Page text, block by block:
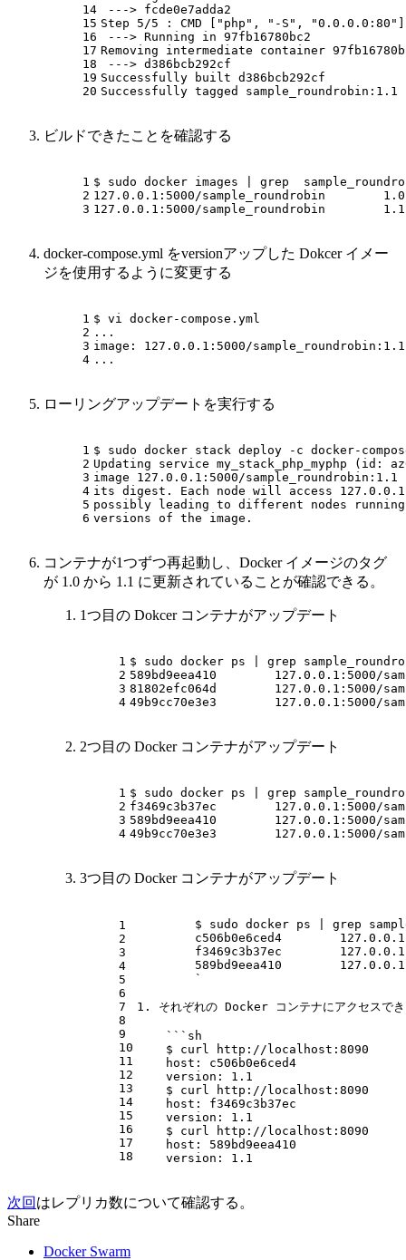
14
15
16
17
18
19
20
---> fcde0e7adda2
Step 5/5 : CMD [ "php" , "-S" , "0.0.0.0:80" ]
---> Running in 97fb16780bc2
Removing intermediate container
---> d386bcb292cf
Successfully built d386bcb292cf
Successfully tagged sample_roundrobin:1.1
ビルドできたことを確認する
1
2
3
$ sudo docker images | grep
127.0.0.1:5000/sample_roundrobin
127.0.0.1:5000/sample_roundrobin
docker-compose.yml をversionアップした Dokcer イメー
ジを使用するように変更する
1
2
3
4
$ vi docker-compose.yml
...
image: 127.0.0.1:5000/sample_roundrobin:1.1
...
ローリングアップデートを実行する
1
2
3
4
5
6
$ sudo docker stack deploy -c docker-
Updating service my_stack_php_myphp (id:
image 127.0.0.1:5000/
its digest. Each node will access
possibly leading to different nodes
versions of the image.
コンテナが1つずつ再起動し、Docker イメージのタグ
が 1.0 から 1.1 に更新されていることが確認できる。
1つ目の Dokcer コンテナがアップデート
1
2
3
4
$ sudo docker ps | grep
589bd9eea410        127.0.0.1:5000/
81802efc064d        127.0.0.1:5000/
49b9cc70e3e3        127.0.0.1:5000/
2つ目の Docker コンテナがアップデート
1
2
3
4
$ sudo docker ps | grep
f3469c3b37ec        127.0.0.1:5000/
589bd9eea410        127.0.0.1:5000/
49b9cc70e3e3        127.0.0.1:5000/
3つ目の Docker コンテナがアップデート
1
2
3
4
5
6
7
8
9
10
11
12
13
14
15
16
17
18
$ sudo docker ps | grep
c506b0e6ced4
f3469c3b37ec
589bd9eea410
        `
1. それぞれの Docker コンテナにアクセスでき
    ```sh
    $ curl http://localhost:8090
    host: c506b0e6ced4
    version: 1.1
    $ curl http://localhost:8090
    host: f3469c3b37ec
    version: 1.1
    $ curl http://localhost:8090
    host: 589bd9eea410
    version: 1.1
次回 はレプリカ数について確認する。
Share
Docker Swarm